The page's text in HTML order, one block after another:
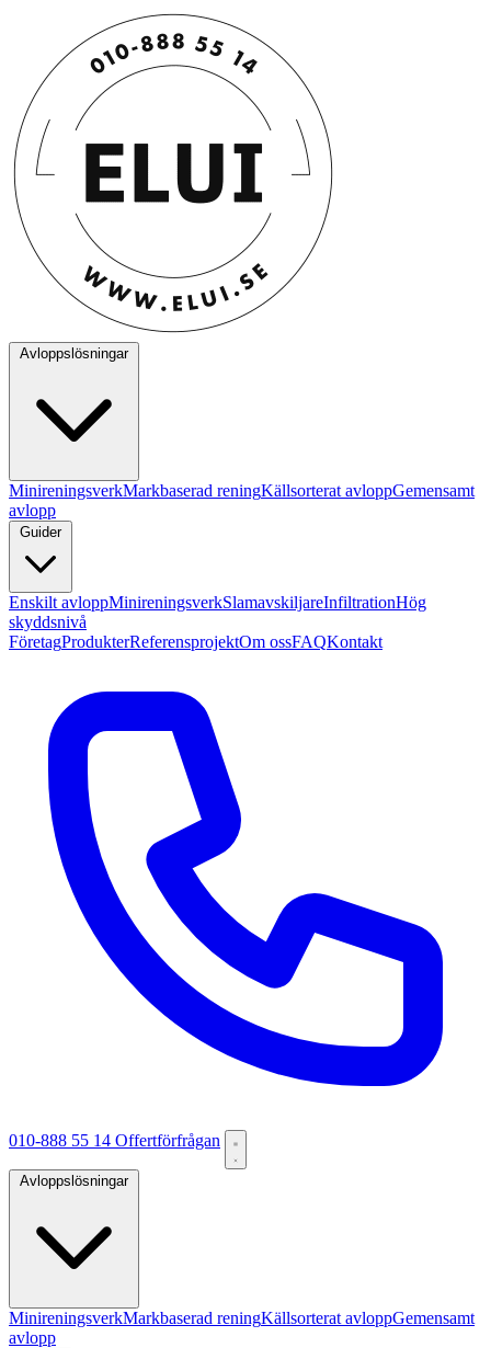
Avloppslösningar
MinireningsverkMarkbaserad reningKällsorterat avloppGemensamt
avlopp
Guider
Enskilt avloppMinireningsverkSlamavskiljareInfiltrationHög
skyddsnivå
FöretagProdukterReferensprojektOm ossFAQKontakt
010-888 55 14 Offertförfrågan
Avloppslösningar
MinireningsverkMarkbaserad reningKällsorterat avloppGemensamt
avlopp